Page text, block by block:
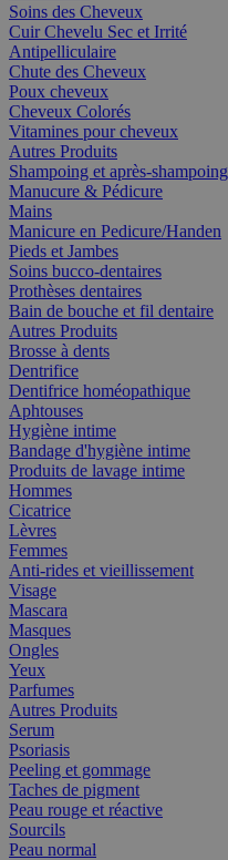
Soins des Cheveux
Cuir Chevelu Sec et Irrité
Antipelliculaire
Chute des Cheveux
Poux cheveux
Cheveux Colorés
Vitamines pour cheveux
Autres Produits
Shampoing et après-shampoing
Manucure & Pédicure
Mains
Manicure en Pedicure/Handen
Pieds et Jambes
Soins bucco-dentaires
Prothèses dentaires
Bain de bouche et fil dentaire
Autres Produits
Brosse à dents
Dentrifice
Dentifrice homéopathique
Aphtouses
Hygiène intime
Bandage d'hygiène intime
Produits de lavage intime
Hommes
Cicatrice
Lèvres
Femmes
Anti-rides et vieillissement
Visage
Mascara
Masques
Ongles
Yeux
Parfumes
Autres Produits
Serum
Psoriasis
Peeling et gommage
Taches de pigment
Peau rouge et réactive
Sourcils
Peau normal